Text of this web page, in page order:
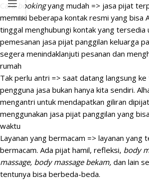
Carabookingyang mudah => jasa pijat
memiliki beberapa kontak resmi yang bisa
tinggal menghubungi kontak yang tersedia
pemesanan jasa pijat panggilan keluarga
segera menindaklanjuti pesanan dan
rumah
Tak perlu antri => saat datang langsung
pengguna jasa bukan hanya kita sendiri.
mengantri untuk mendapatkan giliran
menggunakan jasa pijat panggilan yang
waktu
Layanan yang bermacam => layanan yang
bermacam. Ada pijat hamil, refleksi, body
massage, body massage bekam, dan lain
tentunya bisa berbeda-beda.